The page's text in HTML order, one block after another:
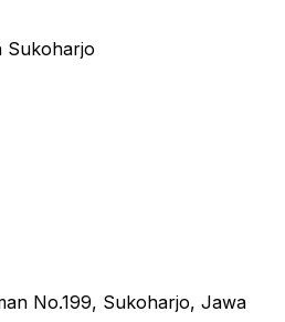
Sukoharjo
No.199, Sukoharjo, Jawa